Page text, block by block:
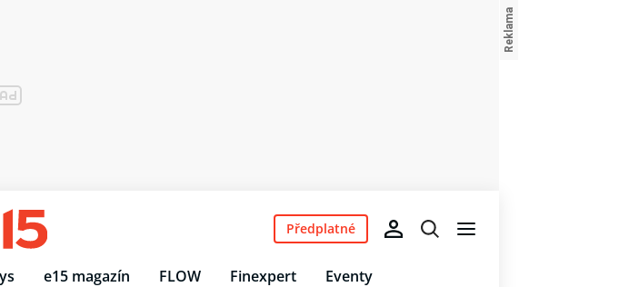
e15 magazín FLOW Finexpert Eventy
Předplatné